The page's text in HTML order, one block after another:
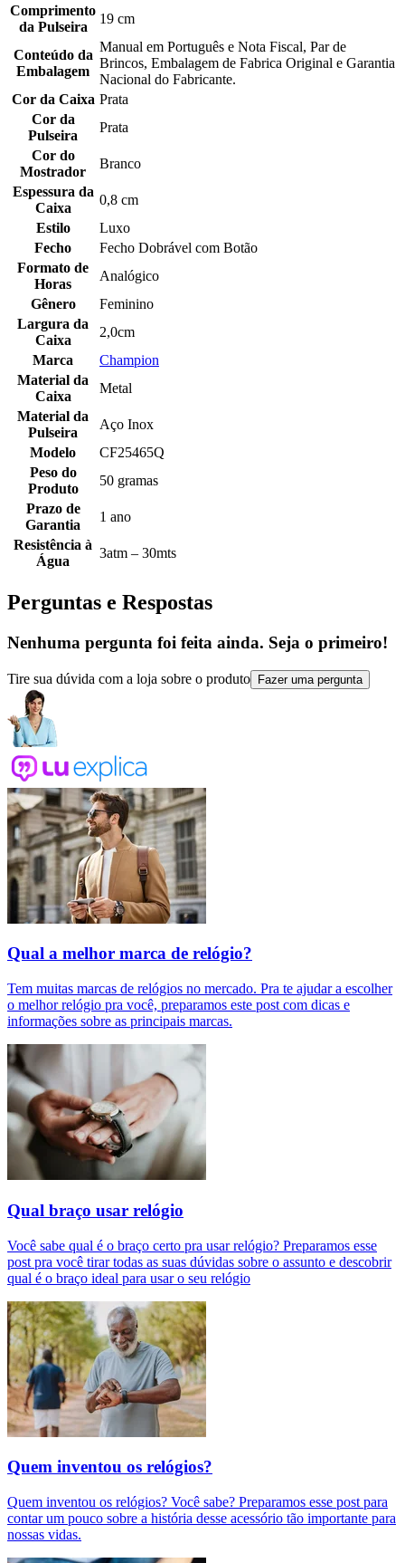
Comprimento
da Pulseira
19 cm
Conteúdo da
Embalagem
Manual em Português e Nota Fiscal, Par de
Brincos, Embalagem de Fabrica Original e Garantia
Nacional do Fabricante.
Cor da Caixa Prata
Cor da
Pulseira
Prata
Cor do
Mostrador
Branco
Espessura da
Caixa
0,8 cm
Estilo
Luxo
Fecho
Fecho Dobrável com Botão
Formato de
Horas
Analógico
Gênero
Feminino
Largura da
Caixa
2,0cm
Marca
Champion
Material da
Caixa
Metal
Material da
Pulseira
Aço Inox
Modelo
CF25465Q
Peso do
Produto
50 gramas
Prazo de
Garantia
1 ano
Resistência à
Água
3atm – 30mts
Perguntas e Respostas
Nenhuma pergunta foi feita ainda. Seja o primeiro!
Tire sua dúvida com a loja sobre o produto Fazer uma pergunta
Qual a melhor marca de relógio?
Tem muitas marcas de relógios no mercado. Pra te ajudar a escolher
o melhor relógio pra você, preparamos este post com dicas e
informações sobre as principais marcas.
Qual braço usar relógio
Você sabe qual é o braço certo pra usar relógio? Preparamos esse
post pra você tirar todas as suas dúvidas sobre o assunto e descobrir
qual é o braço ideal para usar o seu relógio
Quem inventou os relógios?
Quem inventou os relógios? Você sabe? Preparamos esse post para
contar um pouco sobre a história desse acessório tão importante para
nossas vidas.